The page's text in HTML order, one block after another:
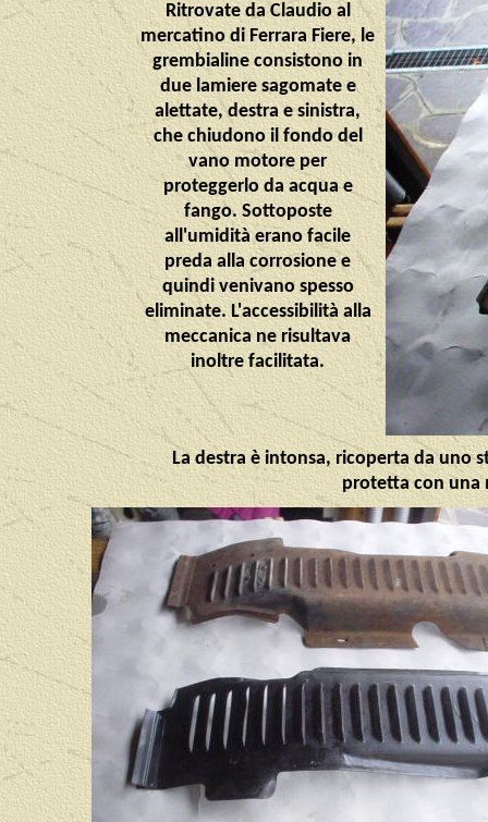
Ritrovate da Claudio al
mercatino di Ferrara Fiere, le
grembialine consistono in
due lamiere sagomate e
alettate, destra e sinistra,
che chiudono il fondo del
vano motore per
proteggerlo da acqua e
fango. Sottoposte
all'umidità erano facile
preda alla corrosione e
quindi venivano spesso
eliminate. L'accessibilità alla
meccanica ne risultava
inoltre facilitata.
La destra è intonsa, ricoperta da uno
protetta con una